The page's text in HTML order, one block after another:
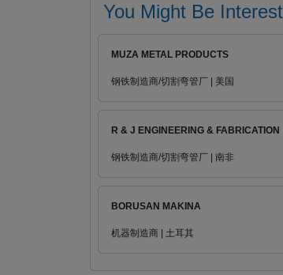
You Might Be
MUZA METAL PRODUCTS
钢铁制造商/切割弯管厂 | 美国
R & J ENGINEERING & FABRICATION
钢铁制造商/切割弯管厂 | 南非
BORUSAN MAKINA
机器制造商 | 土耳其